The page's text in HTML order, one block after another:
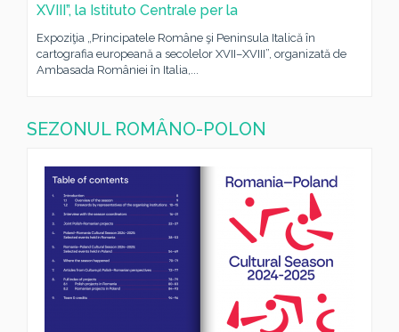
XVIII”, la Istituto Centrale per la
Expoziţia „Principatele Române şi Peninsula Italică în
cartografia europeană a secolelor XVII–XVIII”, organizată de
Ambasada României în Italia,...
SEZONUL ROMÂNO-POLON